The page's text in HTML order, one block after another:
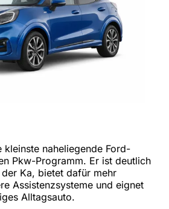
kleinste naheliegende Ford-
Pkw-Programm. Er ist deutlich
Ka, bietet dafür mehr
Assistenzsysteme und eignet
Alltagsauto.